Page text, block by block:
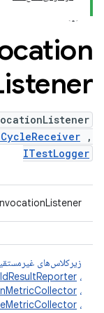
,
ITestLogger
زیرکلاس‌های
،
،
،